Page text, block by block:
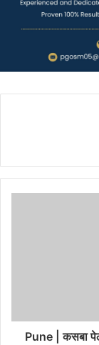
Pune | कसबा